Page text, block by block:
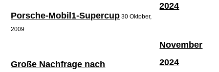
Porsche-Mobil1-Supercup 30 Oktober,
2009
Große Nachfrage nach
2024
November
2024